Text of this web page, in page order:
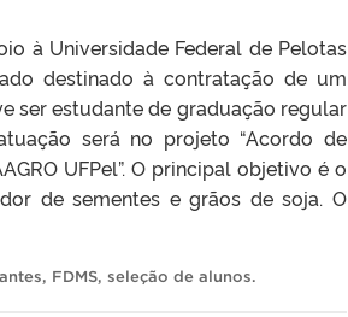
à Universidade Federal de Pelotas
destinado à contratação de um
ser estudante de graduação regular
será no projeto “Acordo de
UFPel”. O principal objetivo é o
de sementes e grãos de soja. O
, FDMS, seleção de alunos.